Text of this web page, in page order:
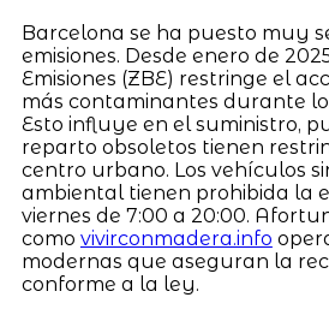
Barcelona se ha puesto muy
emisiones. Desde enero de
Emisiones (ZBE) restringe el
más contaminantes durante
Esto influye en el suministro,
reparto obsoletos tienen
centro urbano. Los vehículos
ambiental tienen prohibida la
viernes de 7:00 a 20:00.
como vivirconmadera.info
modernas que aseguran la
conforme a la ley.